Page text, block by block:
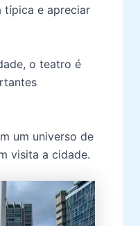
típica e apreciar
o teatro é
um universo de
visita a cidade.